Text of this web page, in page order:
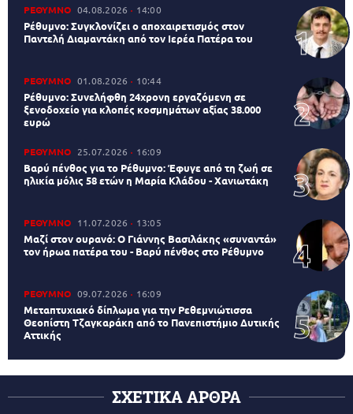
ΡΕΘΥΜΝΟ 04.08.2026 14:00
Ρέθυμνο: Συγκλονίζει ο αποχαιρετισμός στον
Παντελή Διαμαντάκη από τον Ιερέα Πατέρα του
ΡΕΘΥΜΝΟ 01.08.2026 10:44
Ρέθυμνο: Συνελήφθη 24χρονη εργαζόμενη σε
ξενοδοχείο για κλοπές κοσμημάτων αξίας 38.000
ευρώ
ΡΕΘΥΜΝΟ 25.07.2026 16:09
Βαρύ πένθος για το Ρέθυμνο: Έφυγε από τη ζωή σε
ηλικία μόλις 58 ετών η Μαρία Κλάδου - Χανιωτάκη
ΡΕΘΥΜΝΟ 11.07.2026 13:05
Μαζί στον ουρανό: Ο Γιάννης Βασιλάκης «συναντά»
τον ήρωα πατέρα του - Βαρύ πένθος στο Ρέθυμνο
ΡΕΘΥΜΝΟ 09.07.2026 16:09
Μεταπτυχιακό δίπλωμα για την Ρεθεμνιώτισσα
Θεοπίστη Τζαγκαράκη από το Πανεπιστήμιο Δυτικής
Αττικής
ΣΧΕΤΙΚΑ ΑΡΘΡΑ